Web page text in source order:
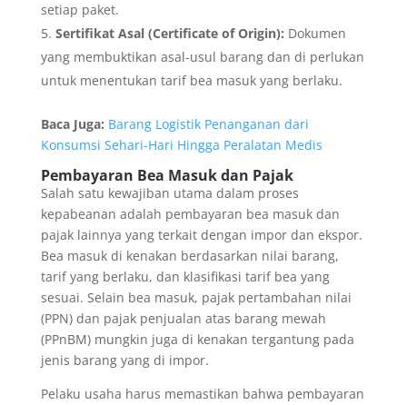
setiap paket.
Sertifikat Asal (Certificate of Origin): Dokumen
yang membuktikan asal-usul barang dan di perlukan
untuk menentukan tarif bea masuk yang berlaku.
Baca Juga: Barang Logistik Penanganan dari
Konsumsi Sehari-Hari Hingga Peralatan Medis
Pembayaran Bea Masuk dan Pajak
Salah satu kewajiban utama dalam proses
kepabeanan adalah pembayaran bea masuk dan
pajak lainnya yang terkait dengan impor dan ekspor.
Bea masuk di kenakan berdasarkan nilai barang,
tarif yang berlaku, dan klasifikasi tarif bea yang
sesuai. Selain bea masuk, pajak pertambahan nilai
(PPN) dan pajak penjualan atas barang mewah
(PPnBM) mungkin juga di kenakan tergantung pada
jenis barang yang di impor.
Pelaku usaha harus memastikan bahwa pembayaran